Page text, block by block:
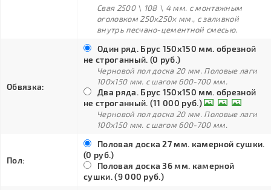
Свая 2500 \ 108 \ 4 мм. с монтажным
оголовком 250х250х мм., с заливкой
внутрь песчано-цементной смесью.
Обвязка:
Один ряд. Брус 150х150 мм. обрезной
не строганный. (0 руб.)
Черновой пол доска 20 мм. Половые лаги
100х150 мм. с шагом 600-700 мм.
Два ряда. Брус 150х150 мм. обрезной
не строганный. (11 000 руб.)
Черновой пол доска 20 мм. Половые лаги
100х150 мм. с шагом 600-700 мм.
Пол:
Половая доска 27 мм. камерной сушки.
(0 руб.)
Половая доска 36 мм. камерной
сушки. (9 000 руб.)